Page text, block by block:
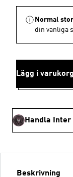
Normal
din vanliga
Lägg i varukorg
Handla Inter
Beskrivning